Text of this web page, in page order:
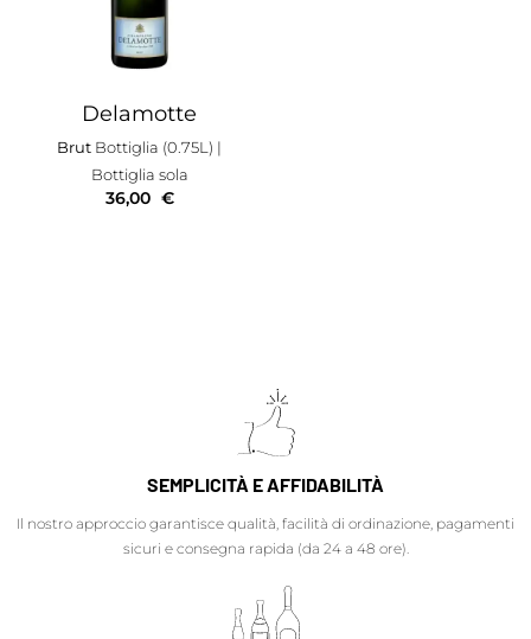
Delamotte
Brut Bottiglia (0.75L) |
Bottiglia sola
36,00 €
SEMPLICITÀ E AFFIDABILITÀ
Il nostro approccio garantisce qualità, facilità di ordinazione, pagamenti
sicuri e consegna rapida (da 24 a 48 ore).